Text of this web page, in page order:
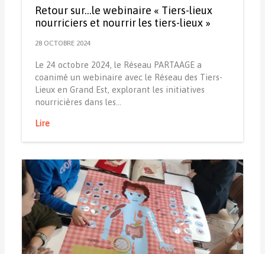
Retour sur…le webinaire « Tiers-lieux
nourriciers et nourrir les tiers-lieux »
28 OCTOBRE 2024
Le 24 octobre 2024, le Réseau PARTAAGE a
coanimé un webinaire avec le Réseau des Tiers-
Lieux en Grand Est, explorant les initiatives
nourricières dans les…
Lire